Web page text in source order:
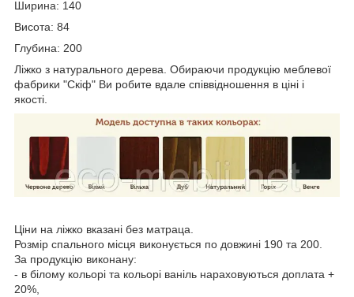
Ширина: 140
Висота: 84
Глубина: 200
Ліжко з натурального дерева. Обираючи продукцію меблевої
фабрики "Скіф" Ви робите вдале співвідношення в ціні і
якості.
Ціни на ліжко вказані без матраца.
Розмір спального місця виконується по довжині 190 та 200.
За продукцію виконану:
- в білому кольорі та кольорі ваніль нараховуються доплата +
20%,